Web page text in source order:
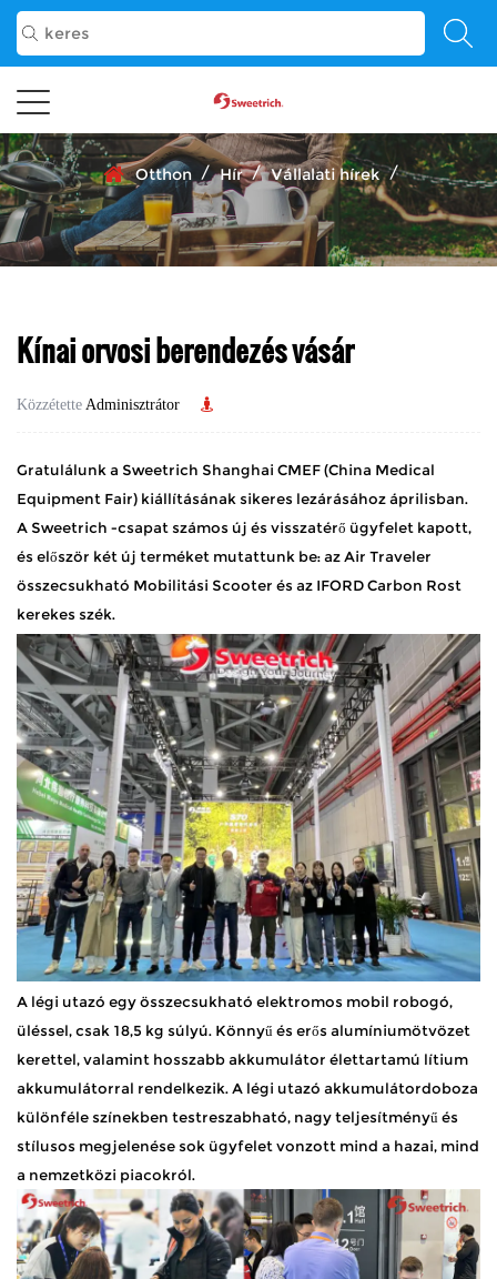
Otthon / Hír / Vállalati hírek /
Kínai orvosi berendezés vásár
Közzétette Adminisztrátor
Gratulálunk a Sweetrich Shanghai CMEF (China Medical
Equipment Fair) kiállításának sikeres lezárásához áprilisban.
A Sweetrich -csapat számos új és visszatérő ügyfelet kapott,
és először két új terméket mutattunk be: az Air Traveler
összecsukható Mobilitási Scooter és az IFORD Carbon Rost
kerekes szék.
A légi utazó egy összecsukható elektromos mobil robogó,
üléssel, csak 18,5 kg súlyú. Könnyű és erős alumíniumötvözet
kerettel, valamint hosszabb akkumulátor élettartamú lítium
akkumulátorral rendelkezik. A légi utazó akkumulátordoboza
különféle színekben testreszabható, nagy teljesítményű és
stílusos megjelenése sok ügyfelet vonzott mind a hazai, mind
a nemzetközi piacokról.